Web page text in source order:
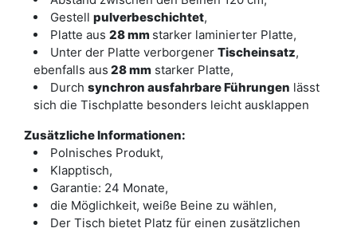
Gestell pulverbeschichtet,
Platte aus 28 mm starker laminierter Platte,
Unter der Platte verborgener Tischeinsatz,
ebenfalls aus 28 mm starker Platte,
Durch synchron ausfahrbare Führungen lässt
sich die Tischplatte besonders leicht ausklappen
Zusätzliche Informationen:
Polnisches Produkt,
Klapptisch,
Garantie: 24 Monate,
die Möglichkeit, weiße Beine zu wählen,
Der Tisch bietet Platz für einen zusätzlichen